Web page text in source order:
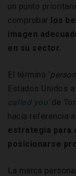
un punto
comprobar los
imagen
en su sector.
El término ‘
Estados Unidos
called you’de
hacía referencia a
estrategia para
posicionarse
La marca